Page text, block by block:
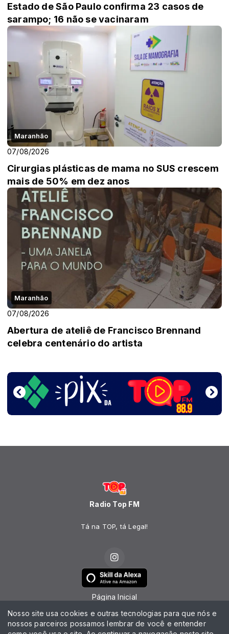
Estado de São Paulo confirma 23 casos de
sarampo; 16 não se vacinaram
Maranhão
07/08/2026
Cirurgias plásticas de mama no SUS crescem
mais de 50% em dez anos
Maranhão
07/08/2026
Abertura de ateliê de Francisco Brennand
celebra centenário do artista
Radio Top FM
Tá na TOP, tá Legal!
Página Inicial
Programação
Nosso site usa cookies e outras tecnologias para que nós e
nossos parceiros possamos lembrar de você e entender